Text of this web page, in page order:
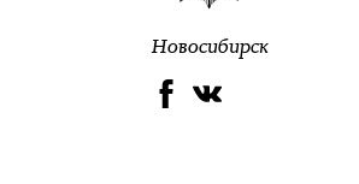
Новосибирск